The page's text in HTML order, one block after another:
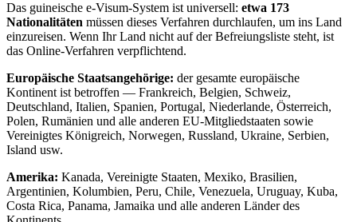
Das guineische e-Visum-System ist universell: etwa 173
Nationalitäten müssen dieses Verfahren durchlaufen, um ins Land
einzureisen. Wenn Ihr Land nicht auf der Befreiungsliste steht, ist
das Online-Verfahren verpflichtend.
Europäische Staatsangehörige: der gesamte europäische
Kontinent ist betroffen — Frankreich, Belgien, Schweiz,
Deutschland, Italien, Spanien, Portugal, Niederlande, Österreich,
Polen, Rumänien und alle anderen EU-Mitgliedstaaten sowie
Vereinigtes Königreich, Norwegen, Russland, Ukraine, Serbien,
Island usw.
Amerika: Kanada, Vereinigte Staaten, Mexiko, Brasilien,
Argentinien, Kolumbien, Peru, Chile, Venezuela, Uruguay, Kuba,
Costa Rica, Panama, Jamaika und alle anderen Länder des